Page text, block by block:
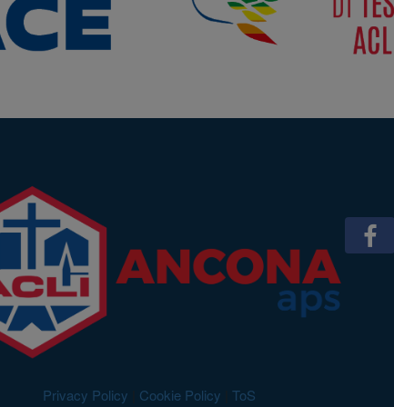
Privacy Policy Cookie Policy ToS